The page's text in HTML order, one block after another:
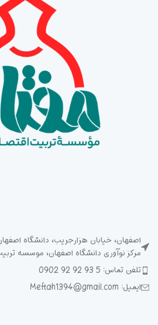
اصفهان، خیابان هزارجریب، دانشگاه
مرکز نوآوری دانشگاه اصفهان، موسسه
تلفن تماس: 5 93 92 92 0902
ایمیل: Meftah1394@gmail.com